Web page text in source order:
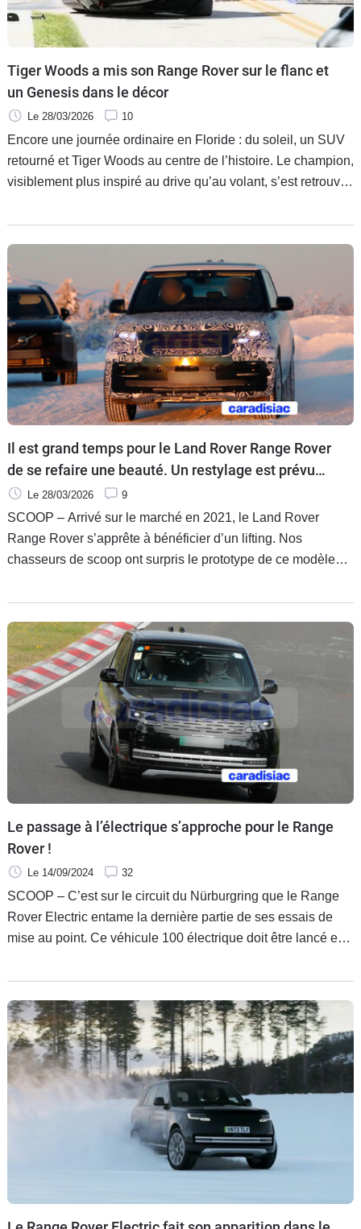
Tiger Woods a mis son Range Rover sur le flanc et
un Genesis dans le décor
Le 28/03/2026 10
Encore une journée ordinaire en Floride : du soleil, un SUV
retourné et Tiger Woods au centre de l’histoire. Le champion,
visiblement plus inspiré au drive qu’au volant, s’est retrouvé
Il est grand temps pour le Land Rover Range Rover
de se refaire une beauté. Un restylage est prévu
pour le début 2027.
Le 28/03/2026 9
SCOOP – Arrivé sur le marché en 2021, le Land Rover
Range Rover s’apprête à bénéficier d’un lifting. Nos
chasseurs de scoop ont surpris le prototype de ce modèle
Le passage à l’électrique s’approche pour le Range
Rover !
Le 14/09/2024 32
SCOOP – C’est sur le circuit du Nürburgring que le Range
Rover Electric entame la dernière partie de ses essais de
mise au point. Ce véhicule 100 électrique doit être lancé en
thermiques il conservera les mêmes capacités en tout-
terrain.